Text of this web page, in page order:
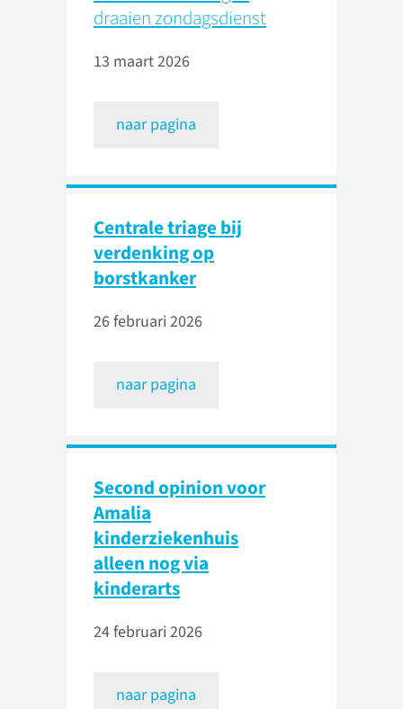
draaien zondagsdienst
13 maart 2026
naar pagina
Centrale triage bij
verdenking op
borstkanker
26 februari 2026
naar pagina
Second opinion voor
Amalia
kinderziekenhuis
alleen nog via
kinderarts
24 februari 2026
naar pagina